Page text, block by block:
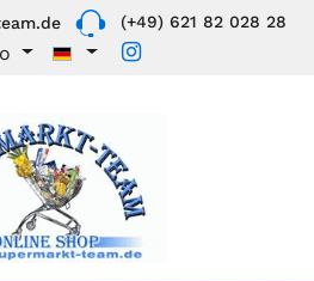
(+49) 621 82 028 28